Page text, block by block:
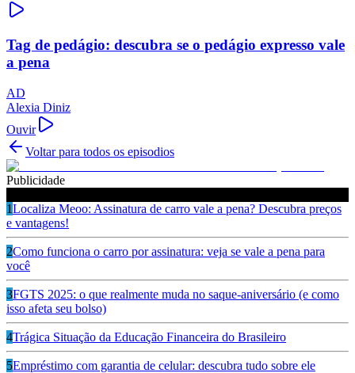
Tag de pedágio: descubra se o pedágio expresso vale
a pena
AD
Alexia Diniz
Ouvir
Voltar para todos os episodios
Publicidade
1Localiza Meoo: Assinatura de carro vale a pena? Descubra preços
e vantagens!
2Como funciona o carro por assinatura: veja se vale a pena para
você
3FGTS 2025: o que realmente muda no saque-aniversário (e como
isso afeta seu bolso)
4Trágica Situação da Educação Financeira do Brasileiro
5Empréstimo com garantia de celular: descubra tudo sobre ele